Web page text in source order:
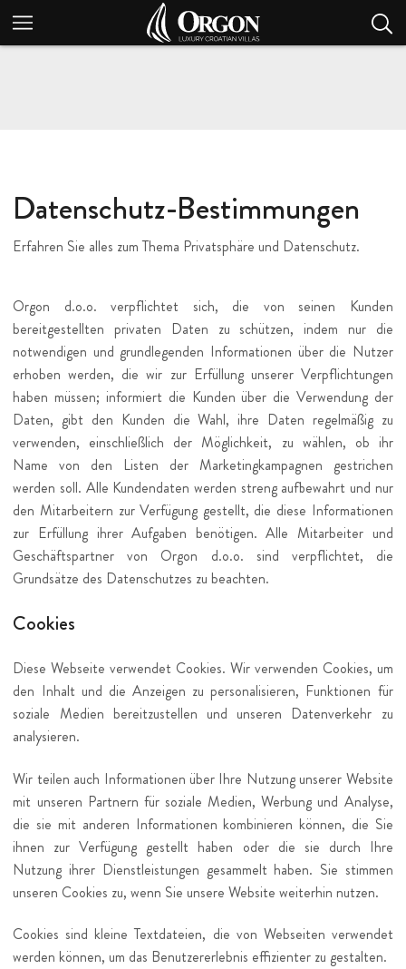
Datenschutz-Bestimmungen
Erfahren Sie alles zum Thema Privatsphäre und Datenschutz.
Orgon d.o.o. verpflichtet sich, die von seinen Kunden
bereitgestellten privaten Daten zu schützen, indem nur die
notwendigen und grundlegenden Informationen über die Nutzer
erhoben werden, die wir zur Erfüllung unserer Verpflichtungen
haben müssen; informiert die Kunden über die Verwendung der
Daten, gibt den Kunden die Wahl, ihre Daten regelmäßig zu
verwenden, einschließlich der Möglichkeit, zu wählen, ob ihr
Name von den Listen der Marketingkampagnen gestrichen
werden soll. Alle Kundendaten werden streng aufbewahrt und nur
den Mitarbeitern zur Verfügung gestellt, die diese Informationen
zur Erfüllung ihrer Aufgaben benötigen. Alle Mitarbeiter und
Geschäftspartner von Orgon d.o.o. sind verpflichtet, die
Grundsätze des Datenschutzes zu beachten.
Cookies
Diese Webseite verwendet Cookies. Wir verwenden Cookies, um
den Inhalt und die Anzeigen zu personalisieren, Funktionen für
soziale Medien bereitzustellen und unseren Datenverkehr zu
analysieren.
Wir teilen auch Informationen über Ihre Nutzung unserer Website
mit unseren Partnern für soziale Medien, Werbung und Analyse,
die sie mit anderen Informationen kombinieren können, die Sie
ihnen zur Verfügung gestellt haben oder die sie durch Ihre
Nutzung ihrer Dienstleistungen gesammelt haben. Sie stimmen
unseren Cookies zu, wenn Sie unsere Website weiterhin nutzen.
Cookies sind kleine Textdateien, die von Webseiten verwendet
werden können, um das Benutzererlebnis effizienter zu gestalten.